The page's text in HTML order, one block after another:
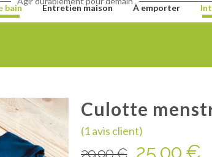
bain Entretien maison À emporter
Culotte
(1avis client)
LE
25,00€LE